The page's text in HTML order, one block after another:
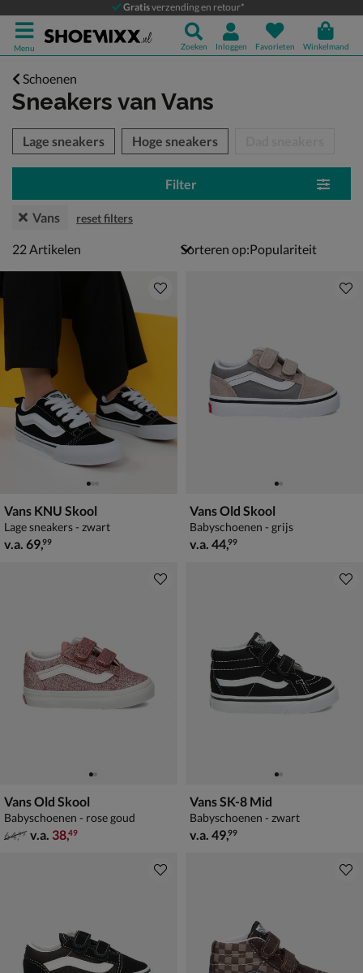
Gratisverzending en retour*
Menu Zoeken Inloggen Favorieten Winkelmand
Schoenen
Sneakers van Vans
over
Lage sneakers Hoge sneakers
Filter
Vans reset filters
22 artikelen
22Artikelen Sorteren op:
Vans KNU Skool
Lage sneakers - zwart
vanaf € 69,99
v.a. 69,99
Vans Old Skool
Babyschoenen - grijs
vanaf € 44,99
v.a. 44,99
Vans Old Skool
Babyschoenen - rose goud
van € 64,99 vanaf € 38,49
64,99 v.a. 38,49
Vans SK-8 Mid
Babyschoenen - zwart
vanaf € 49,99
v.a. 49,99